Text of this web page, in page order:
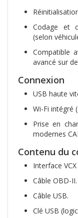
Codage et
(selon
Compatible
avancé sur
Connexion
USB haute
Wi-Fi intégré
Prise en
modernes
Contenu du
Interface VCX
Câble OBD-II.
Câble USB.
Clé USB